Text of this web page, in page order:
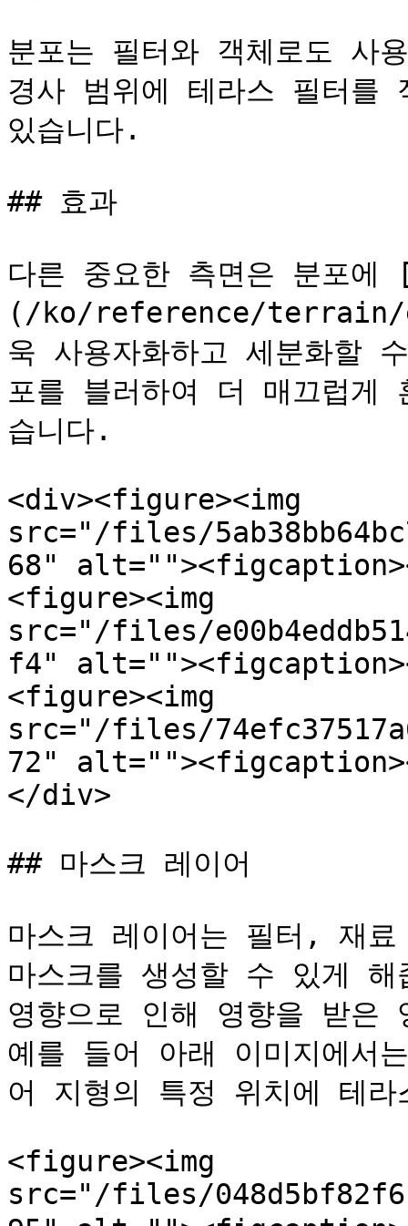
분포는 필터와 객체로도 사
경사 범위에 테라스 필터를
있습니다.
## 효과
다른 중요한 측면은 분포
(/ko/reference/terrain/
욱 사용자화하고 세분화할
포를 블러하여 더 매끄럽게
습니다.
<div><figure><img
src="/files/
68"
<figure><img
src="/files/
f4"
<figure><img
src="/files/
72"
</div>
## 마스크 레이어
마스크 레이어는 필터, 재
마스크를 생성할 수 있게
영향으로 인해 영향을 받은
예를 들어 아래 이미지에서
어 지형의 특정 위치에 테라
<figure><img
src="/files/